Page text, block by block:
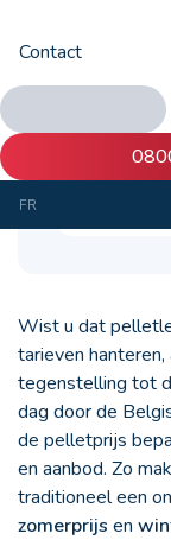
Contact
FR
Wist u dat
tarieven
tegenstelling tot
dag door de
de pelletprijs
en aanbod. Zo
traditioneel een
zomerprijs en